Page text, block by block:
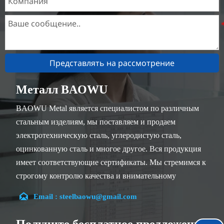
Представлять на рассмотрение
Металл BAOWU
BAOWU Metal является специалистом по различным
стальным изделиям, мы поставляем и продаем
электротехническую сталь, углеродистую сталь,
оцинкованную сталь и многое другое. Вся продукция
имеет соответствующие сертификаты. Мы стремимся к
строгому контролю качества и внимательному
всегда готовы обсудить ваши требования и обеспечить
 Email : steelbaowu@gmail.com